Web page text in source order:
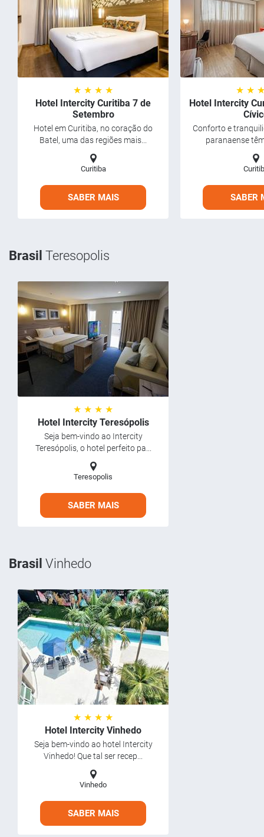
★ ★ ★ ★
Hotel Intercity Curitiba 7 de
Setembro
Hotel em Curitiba, no coração do
Batel, uma das regiões mais...
Curitiba
SABER MAIS
★ ★
Hotel Intercity
Conforto e
paranaense
SABER
Brasil Teresopolis
★ ★ ★ ★
Hotel Intercity Teresópolis
Seja bem-vindo ao Intercity
Teresópolis, o hotel perfeito pa...
Teresopolis
SABER MAIS
Brasil Vinhedo
★ ★ ★ ★
Hotel Intercity Vinhedo
Seja bem-vindo ao hotel Intercity
Vinhedo! Que tal ser recep...
Vinhedo
SABER MAIS